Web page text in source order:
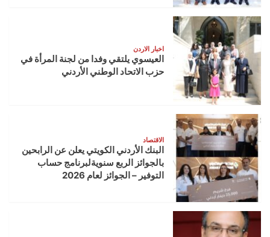
اخبار الاردن
العيسوي يلتقي وفدا من لجنة المرأة في
حزب الاتحاد الوطني الأردني
الاقتصاد
البنك الأردني الكويتي يعلن عن الرابحين
بالجوائز الربع سنويةلبرنامج حساب
التوفير – الجوائز لعام 2026